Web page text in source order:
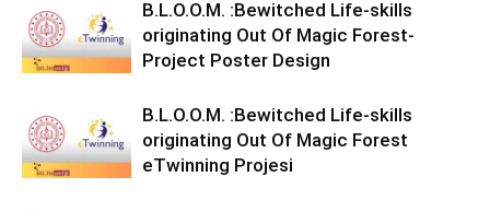
B.L.O.O.M. :Bewitched Life-skills
originating Out Of Magic Forest-
Project Poster Design
B.L.O.O.M. :Bewitched Life-skills
originating Out Of Magic Forest
eTwinning Projesi